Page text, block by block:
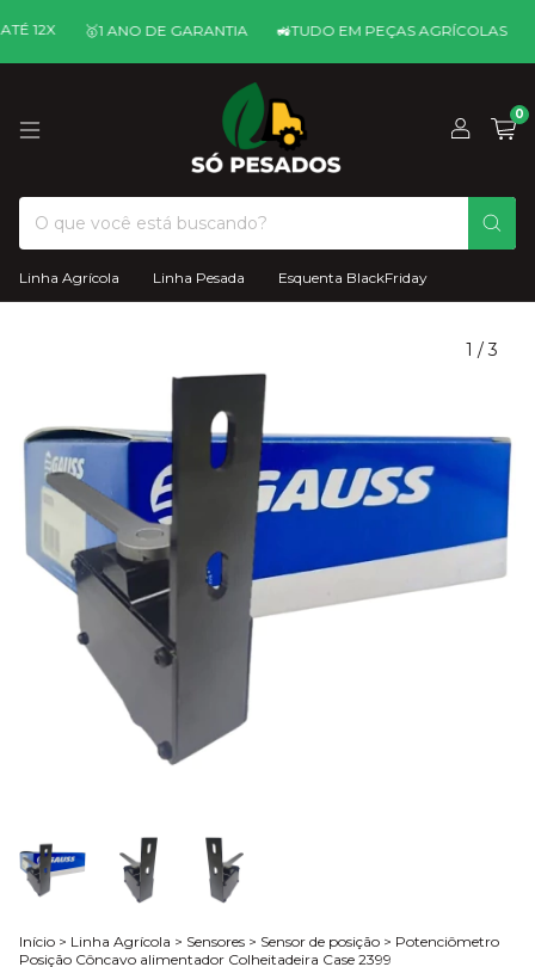
🥇ㅤ1 ANO DE GARANTIA 🚜ㅤTUDO EM PEÇAS AGRÍCOLAS 💳ㅤ
0
Linha Agrícola Linha Pesada Esquenta BlackFriday
1 /3
Início > Linha Agrícola > Sensores > Sensor de posição > Potenciômetro
Posição Côncavo alimentador Colheitadeira Case 2399